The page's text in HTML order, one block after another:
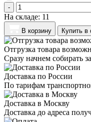
-
На складе: 11
В корзину Купить в
Отгрузка товара
Сразу начнем собирать
Доставка по России
По тарифам
Доставка в Москву
Доставка до адреса